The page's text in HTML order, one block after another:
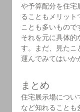
や予算配分を住宅
ることもメリッ
ことも多いもの
それを元に具体的
す。まだ、見たこ
運んでみてはいか
まとめ
住宅展示場につい
など知れることも